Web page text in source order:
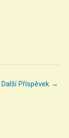
Další Příspěvek →